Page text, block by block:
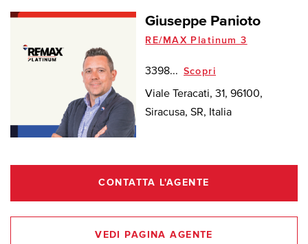
Giuseppe Panioto
RE/MAX Platinum 3
3398... Scopri
Viale Teracati, 31, 96100,
Siracusa, SR, Italia
CONTATTA L'AGENTE
VEDI PAGINA AGENTE